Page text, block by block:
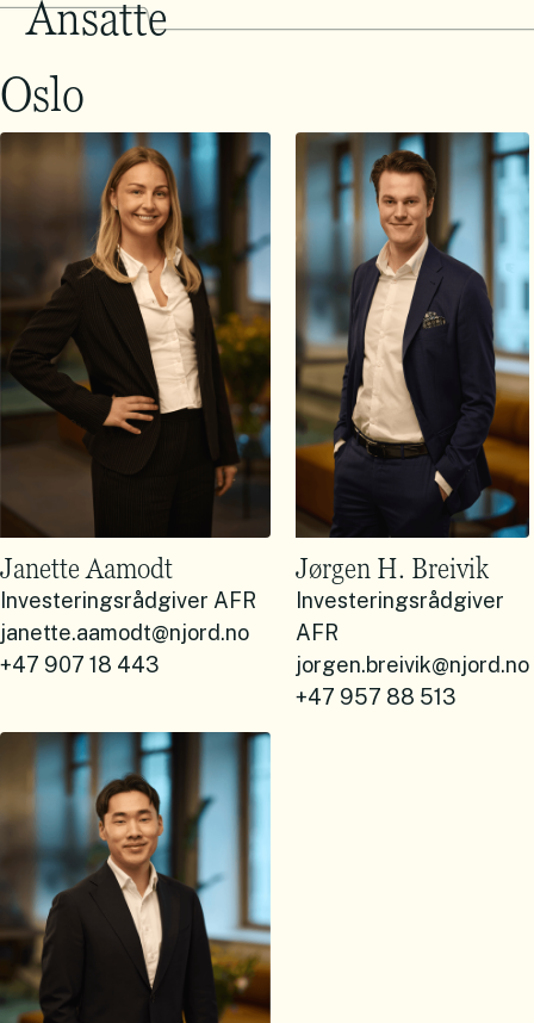
Ansatte
Oslo
Janette Aamodt
Investeringsrådgiver AFR
janette.aamodt@njord.no
+47 907 18 443
Jørgen H. Breivik
Investeringsrådgiver
AFR
jorgen.breivik@njord.no
+47 957 88 513